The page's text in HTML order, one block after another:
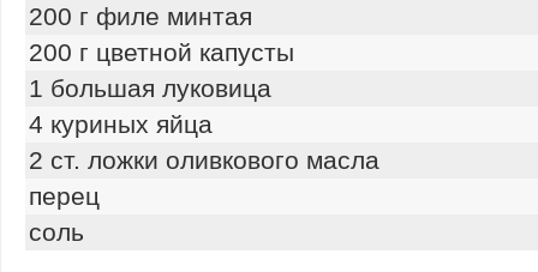
200 г филе минтая
200 г цветной капусты
1 большая луковица
4 куриных яйца
2 ст. ложки оливкового масла
перец
соль